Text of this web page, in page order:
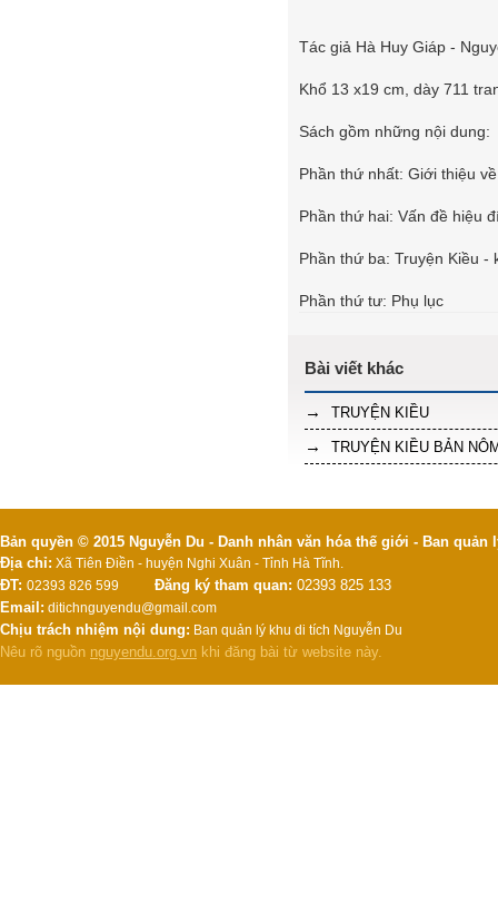
Tác giả Hà Huy Giáp -
Khổ 13 x19 cm, dày 711
Sách gồm những nội dung:
Phần thứ nhất: Giới thiệu
Phần thứ hai: Vấn đề hiệu
Phần thứ ba: Truyện Kiều -
Phần thứ tư: Phụ lục
TRUYỆN KIỀU
TRUYỆN KIỀU BẢN
Bản quyền © 2015 Nguyễn Du - Danh nhân văn hóa thế giới - Ban
Địa chỉ: Xã Tiên Điền - huyện Nghi Xuân - Tỉnh Hà Tĩnh.
ĐT: 02393 826 599 Đăng ký tham quan: 02393 825 133
Email: ditichnguyendu@gmail.com
Chịu trách nhiệm nội dung: Ban quản lý khu di tích Nguyễn Du
Nêu rõ nguồn nguyendu.org.vn khi đăng bài từ website này.